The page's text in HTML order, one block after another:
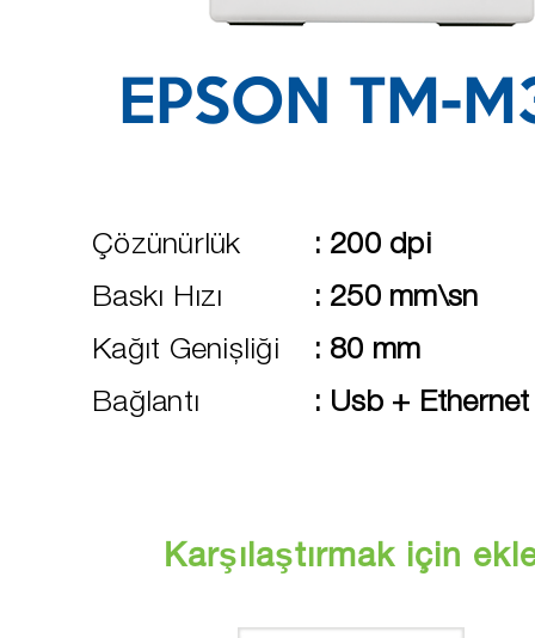
EPSON TM-
Çözünürlük : 200 dpi
Baskı Hızı
: 250 mm\sn
Kağıt Genişliği
: 80 mm
Bağlantı
: Usb + Ethernet
Karşılaştırmak için